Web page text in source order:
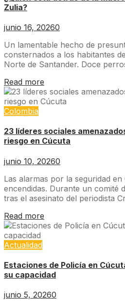
Zulia?
junio 16, 20260
Un lamentable hecho de
consternados a los habitantes
Norte de Santander. Doce
Read more
Colombia
23 líderes sociales
riesgo en Cúcuta
junio 10, 20260
Las alarmas por la seguridad en
encendidas. Durante un comité
tras el asesinato del periodista
Read more
Actualidad
Estaciones de Policía en
su capacidad
junio 5, 20260